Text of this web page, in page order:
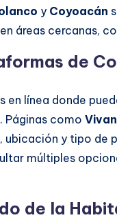
y Coyoacán
áreas cercanas,
de
en línea donde
Páginas como
y tipo de
múltiples
de la